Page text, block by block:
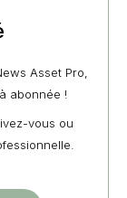
Asset Pro,
abonnée !
vous ou